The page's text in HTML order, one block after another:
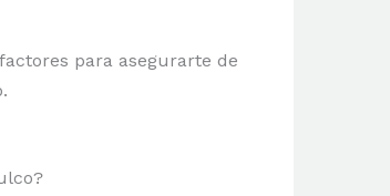
para asegurarte de